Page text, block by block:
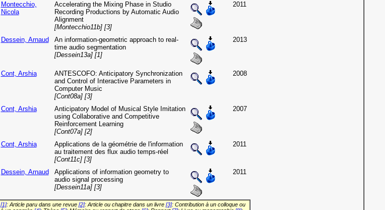
Montecchio,
Nicola
Accelerating the Mixing Phase in Studio
Recording Productions by Automatic Audio
Alignment
[Montecchio11b] [3]
2011
Dessein, Arnaud
An information-geometric approach to real-
time audio segmentation
[Dessein13a] [1]
2013
Cont, Arshia
ANTESCOFO: Anticipatory Synchronization
and Control of Interactive Parameters in
Computer Music
[Cont08a] [3]
2008
Cont, Arshia
Anticipatory Model of Musical Style Imitation
using Collaborative and Competitive
Reinforcement Learning
[Cont07a] [2]
2007
Cont, Arshia
Applications de la géométrie de l'information
au traitement des flux audio temps-réel
[Cont11c] [3]
2011
Dessein, Arnaud
Applications of information geometry to
audio signal processing
[Dessein11a] [3]
2011
[1]: Article paru dans une revue [2]: Article ou chapitre dans un livre [3]: Contribution à un colloque ou